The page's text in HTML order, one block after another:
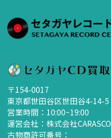
〒154-0017
東京都世田谷区世田谷4-14-5
営業時間：10:00~19:00
運営会社：株式会社CARASCO
古物商許可番号：